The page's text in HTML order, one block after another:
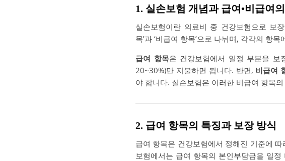
1. 실손보험 개념과 급여•비급여
실손보험이란 의료비 중 건강보험으로 보
목’과 ‘비급여 항목’으로 나뉘며, 각각의 항
급여 항목은 건강보험에서 일정 부분을 보
20~30%)만 지불하면 됩니다. 반면, 비급여
야 합니다. 실손보험은 이러한 비급여 항목
2. 급여 항목의 특징과 보장 방식
급여 항목은 건강보험에서 정해진 기준에
보험에서는 급여 항목의 본인부담금을 일